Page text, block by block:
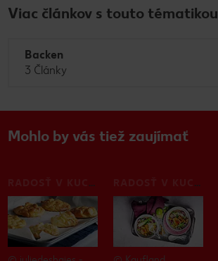
Viac článkov s touto tématikou
Backen
3 Články
Mohlo by vás tiež zaujímať
RADOSŤ V KUCHYNI RADOSŤ V KUCHYNI